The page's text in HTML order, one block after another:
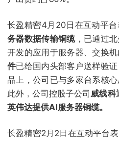
长盈精密4月20日在互动平
务器数据传输铜缆，已通过
开发的应用于服务器、交换机
件已给国内头部客户送样验证
品上，公司已与多家台系核
此外，公司控股子公司威线科
英伟达提供AI服务器铜缆。
长盈精密2月2日在互动平台